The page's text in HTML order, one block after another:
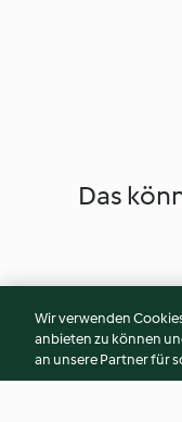
Das
Wir verwenden
anbieten zu können
an unsere Partner für